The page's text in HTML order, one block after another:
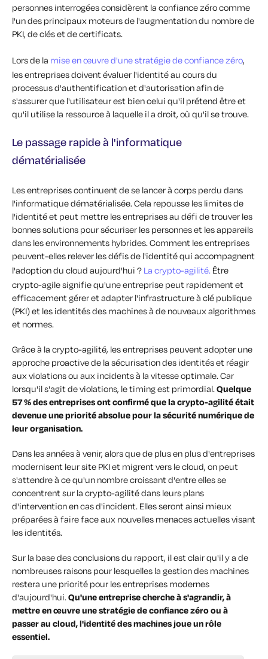
personnes interrogées considèrent la confiance zéro comme
l'un des principaux moteurs de l'augmentation du nombre de
PKI, de clés et de certificats.
Lors de la mise en œuvre d'une stratégie de confiance zéro,
les entreprises doivent évaluer l'identité au cours du
processus d'authentification et d'autorisation afin de
s'assurer que l'utilisateur est bien celui qu'il prétend être et
qu'il utilise la ressource à laquelle il a droit, où qu'il se trouve.
Le passage rapide à l'informatique
dématérialisée
Les entreprises continuent de se lancer à corps perdu dans
l'informatique dématérialisée. Cela repousse les limites de
l'identité et peut mettre les entreprises au défi de trouver les
bonnes solutions pour sécuriser les personnes et les appareils
dans les environnements hybrides. Comment les entreprises
peuvent-elles relever les défis de l'identité qui accompagnent
l'adoption du cloud aujourd'hui ? La crypto-agilité. Être
crypto-agile signifie qu'une entreprise peut rapidement et
efficacement gérer et adapter l'infrastructure à clé publique
(PKI) et les identités des machines à de nouveaux algorithmes
et normes.
Grâce à la crypto-agilité, les entreprises peuvent adopter une
approche proactive de la sécurisation des identités et réagir
aux violations ou aux incidents à la vitesse optimale. Car
lorsqu'il s'agit de violations, le timing est primordial. Quelque
57 % des entreprises ont confirmé que la crypto-agilité était
devenue une priorité absolue pour la sécurité numérique de
leur organisation.
Dans les années à venir, alors que de plus en plus d'entreprises
modernisent leur site PKI et migrent vers le cloud, on peut
s'attendre à ce qu'un nombre croissant d'entre elles se
concentrent sur la crypto-agilité dans leurs plans
d'intervention en cas d'incident. Elles seront ainsi mieux
préparées à faire face aux nouvelles menaces actuelles visant
les identités.
Sur la base des conclusions du rapport, il est clair qu'il y a de
nombreuses raisons pour lesquelles la gestion des machines
restera une priorité pour les entreprises modernes
d'aujourd'hui. Qu'une entreprise cherche à s'agrandir, à
mettre en œuvre une stratégie de confiance zéro ou à
passer au cloud, l'identité des machines joue un rôle
essentiel.